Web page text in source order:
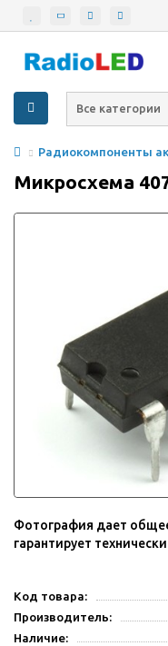
Все категории
Радиокомпоненты
Микросхема
Фотография дает
гарантирует
Код товара:
Производитель:
Наличие: